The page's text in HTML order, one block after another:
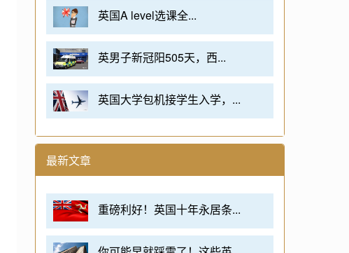
英国A level选课全...
英男子新冠阳505天，西...
英国大学包机接学生入学，...
最新文章
重磅利好！英国十年永居条...